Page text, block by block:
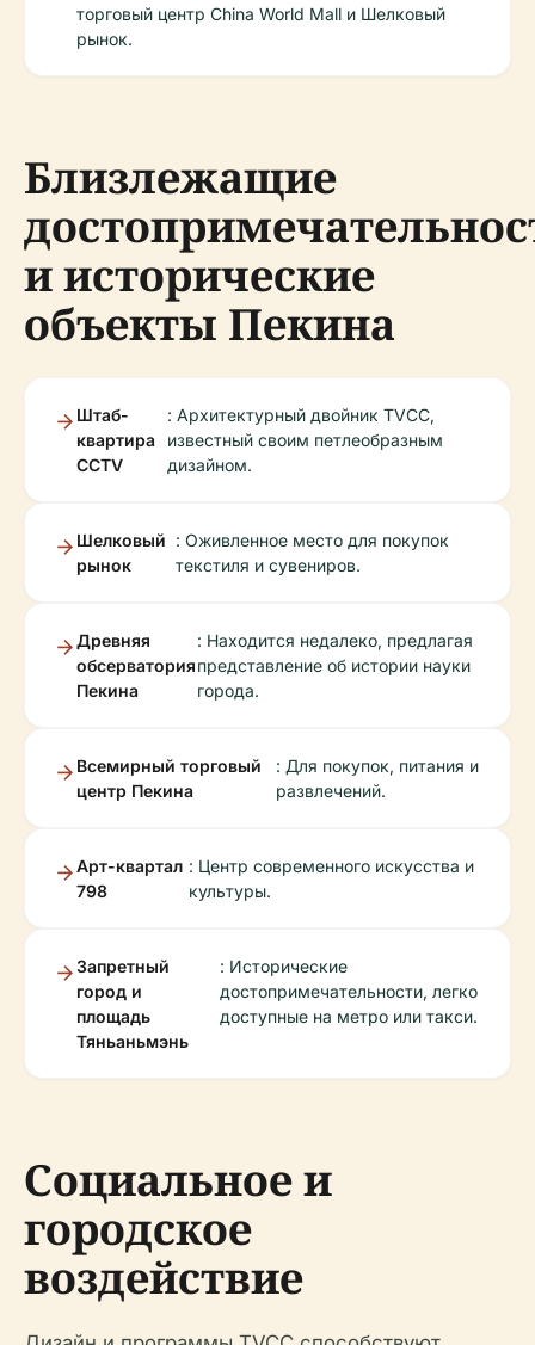
торговый центр China World Mall и Шелковый
рынок.
Близлежащие
и исторические
объекты Пекина
Штаб-
квартира
CCTV
: Архитектурный двойник TVCC,
известный своим петлеобразным
дизайном.
Шелковый
рынок
: Оживленное место для покупок
текстиля и сувениров.
Древняя
обсерватория
Пекина
: Находится недалеко, предлагая
представление об истории науки
города.
Всемирный торговый
центр Пекина
: Для покупок, питания и
развлечений.
Арт-квартал
798
: Центр современного искусства и
культуры.
Запретный
город и
площадь
Тяньаньмэнь
: Исторические
достопримечательности, легко
доступные на метро или такси.
Социальное и
городское
воздействие